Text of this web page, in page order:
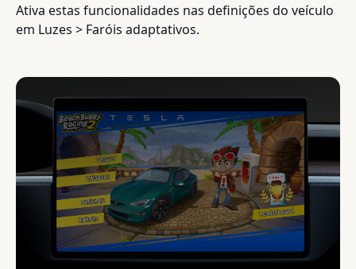
Ativa estas funcionalidades nas definições do veículo
em Luzes > Faróis adaptativos.